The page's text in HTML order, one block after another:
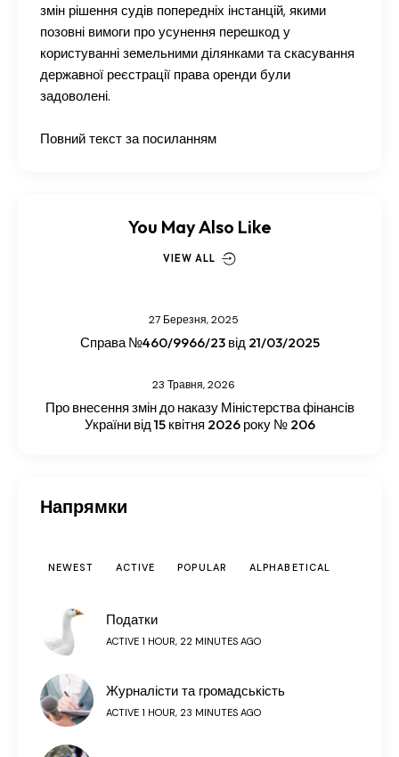
змін рішення судів попередніх інстанцій, якими
позовні вимоги про усунення перешкод у
користуванні земельними ділянками та скасування
державної реєстрації права оренди були
задоволені.
Повний текст за посиланням
You May Also Like
VIEW ALL
27 Березня, 2025
Справа №460/9966/23 від 21/03/2025
23 Травня, 2026
Про внесення змін до наказу Міністерства фінансів
України від 15 квітня 2026 року № 206
Напрямки
NEWEST ACTIVE POPULAR ALPHABETICAL
Податки
ACTIVE 1 HOUR, 22 MINUTES AGO
Журналісти та громадськість
ACTIVE 1 HOUR, 23 MINUTES AGO